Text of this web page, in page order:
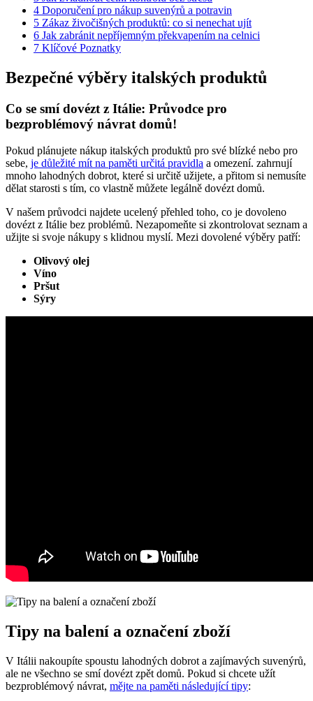
4 Doporučení pro nákup suvenýrů a potravin
5 Zákaz živočišných produktů: co si nenechat ujít
6 Jak zabránit nepříjemným překvapením na celnici
7 Klíčové Poznatky
Bezpečné výběry italských produktů
Co se smí dovézt z Itálie: Průvodce pro
bezproblémový návrat domů!
Pokud plánujete nákup italských produktů pro své blízké nebo pro
sebe, je důležité mít na paměti určitá pravidla a omezení. zahrnují
mnoho lahodných dobrot, které si určitě užijete, a přitom si nemusíte
dělat starosti s tím, co vlastně můžete legálně dovézt domů.
V našem průvodci najdete ucelený přehled toho, co je dovoleno
dovézt z Itálie bez problémů. Nezapomeňte si zkontrolovat seznam a
užijte si svoje nákupy s klidnou myslí. Mezi dovolené výběry patří:
Olivový olej
Víno
Pršut
Sýry
Tipy na balení a označení zboží
V Itálii nakoupíte spoustu lahodných dobrot a zajímavých suvenýrů,
ale ne všechno se smí dovézt zpět domů. Pokud si chcete užít
bezproblémový návrat, mějte na paměti následující tipy: